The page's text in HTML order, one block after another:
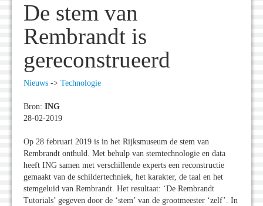
De stem van
Rembrandt is
gereconstrueerd
Nieuws -> Technologie
Bron: ING
28-02-2019
Op 28 februari 2019 is in het Rijksmuseum de stem van
Rembrandt onthuld. Met behulp van stemtechnologie en data
heeft ING samen met verschillende experts een reconstructie
gemaakt van de schildertechniek, het karakter, de taal en het
stemgeluid van Rembrandt. Het resultaat: ‘De Rembrandt
Tutorials’ gegeven door de ‘stem’ van de grootmeester ‘zelf’. In